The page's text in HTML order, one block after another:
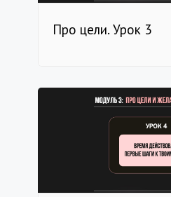
Про цели. Урок 3